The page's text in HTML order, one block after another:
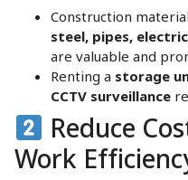
Construction
steel, pipes,
are valuable and
Renting a storage
CCTV surveillance
Reduce
Work